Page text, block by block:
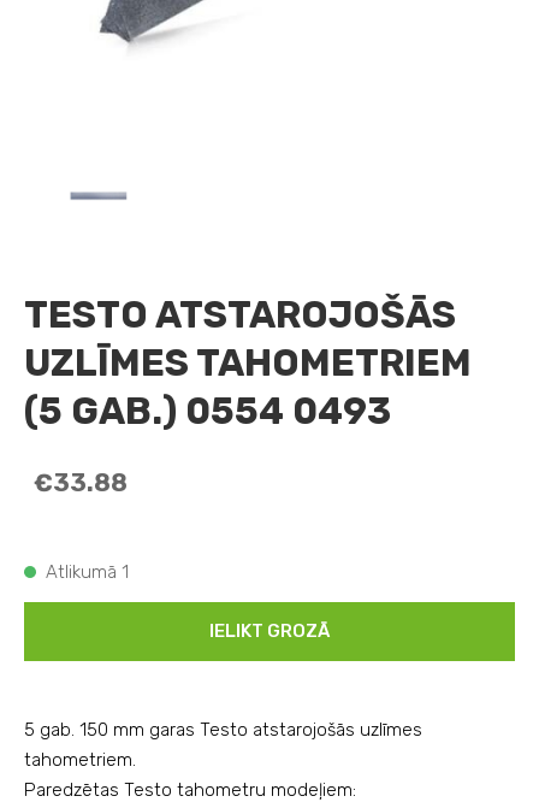
TESTO ATSTAROJOŠĀS
UZLĪMES TAHOMETRIEM
(5 GAB.) 0554 0493
€33.88
Atlikumā 1
IELIKT GROZĀ
5 gab. 150 mm garas Testo atstarojošās uzlīmes
tahometriem.
Paredzētas Testo tahometru modeļiem: